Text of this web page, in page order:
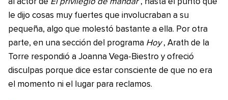
al actor de El privilegio de mandar , hasta el punto que
le dijo cosas muy fuertes que involucraban a su
pequeña, algo que molestó bastante a ella. Por otra
parte, en una sección del programa Hoy , Arath de la
Torre respondió a Joanna Vega-Biestro y ofreció
disculpas porque dice estar consciente de que no era
el momento ni el lugar para reclamos.